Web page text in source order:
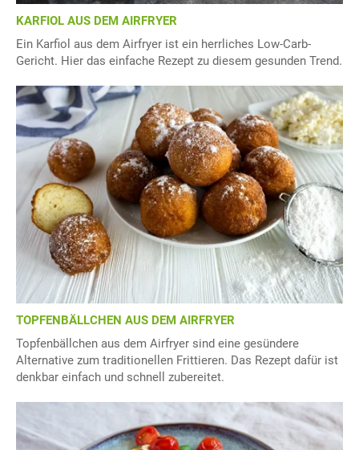
KARFIOL AUS DEM AIRFRYER
Ein Karfiol aus dem Airfryer ist ein herrliches Low-Carb-
Gericht. Hier das einfache Rezept zu diesem gesunden Trend.
TOPFENBÄLLCHEN AUS DEM AIRFRYER
Topfenbällchen aus dem Airfryer sind eine gesündere
Alternative zum traditionellen Frittieren. Das Rezept dafür ist
denkbar einfach und schnell zubereitet.